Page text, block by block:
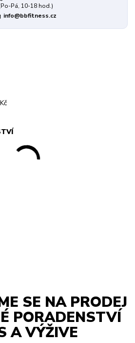
Pá, 10-18 hod.)
info@bbfitness.cz
SE NA PRODEJ
PORADENSTVÍ
A VÝŽIVE